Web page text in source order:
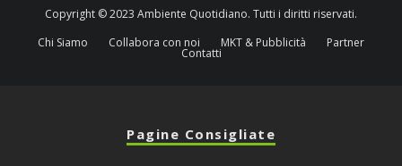
Copyright © 2023 Ambiente Quotidiano. Tutti i diritti riservati.
Chi Siamo
Collabora con noi MKT & Pubblicità Partner
Contatti
Pagine Consigliate